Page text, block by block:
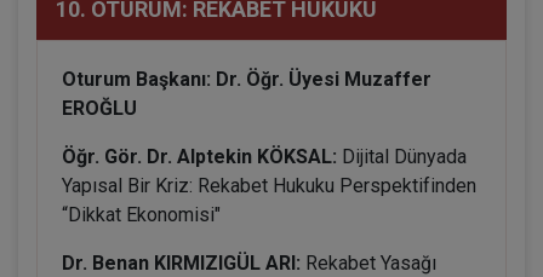
10. OTURUM: REKABET HUKUKU
Oturum Başkanı: Dr. Öğr. Üyesi Muzaffer
EROĞLU
Öğr. Gör. Dr. Alptekin KÖKSAL: Dijital Dünyada
Yapısal Bir Kriz: Rekabet Hukuku Perspektifinden
“Dikkat Ekonomisi"
Dr. Benan KIRMIZIGÜL ARI: Rekabet Yasağı